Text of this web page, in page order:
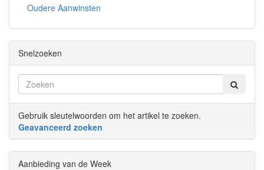
Oudere Aanwinsten
Snelzoeken
Gebruik sleutelwoorden om het artikel te zoeken.
Geavanceerd zoeken
Aanbieding van de Week